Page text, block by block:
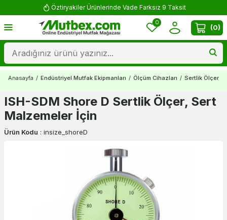
Öztiryakiler Ürünlerinde Vade Farksız 9 Taksit
0
(0)
Anasayfa / Endüstriyel Mutfak Ekipmanları / Ölçüm Cihazları / Sertlik Ölçer,
ISH-SDM Shore D Sertlik Ölçer, Sert
Malzemeler İçin
Ürün Kodu : insize_shoreD